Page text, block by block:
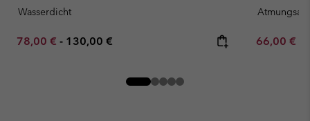
Wasserdicht
Minimum sale price:
78,00 € - Maximum price:
130,00 € Minimum
66,00 €